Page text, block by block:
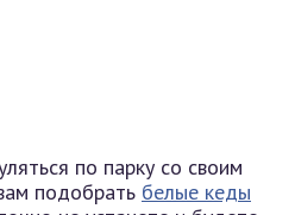
по парку со своим
подобрать белые кеды